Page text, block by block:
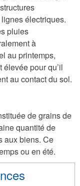
électriques.
pluies
à
au printemps,
pour qu’il
au contact du sol.
de grains de
quantité de
aux biens. Ce
ou en été.